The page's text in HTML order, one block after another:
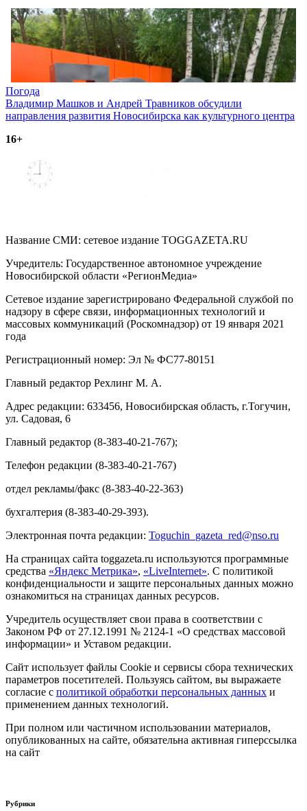
Навигация
по
Погода
Владимир Машков и Андрей Травников обсудили
направления развития Новосибирска как культурного центра
16+
Название СМИ: cетевое издание TOGGAZETA.RU
Учредитель: Государственное автономное учреждение
Новосибирской области «РегионМедиа»
Сетевое издание зарегистрировано Федеральной службой по
надзору в сфере связи, информационных технологий и
массовых коммуникаций (Роскомнадзор) от 19 января 2021
года
Регистрационный номер: Эл № ФС77-80151
Главный редактор Рехлинг М. А.
Адрес редакции: 633456, Новосибирская область, г.Тогучин,
ул. Садовая, 6
Главный редактор (8-383-40-21-767);
Телефон редакции (8-383-40-21-767)
отдел рекламы/факс (8-383-40-22-363)
бухгалтерия (8-383-40-29-393).
Электронная почта редакции: Toguchin gazeta red@nso.ru
На страницах сайта toggazeta.ru используются программные
средства «Яндекс Метрика», «LiveInternet». С политикой
конфиденциальности и защите персональных данных можно
ознакомиться на страницах данных ресурсов.
Учредитель осуществляет свои права в соответствии с
Законом РФ от 27.12.1991 № 2124-1 «О средствах массовой
информации» и Уставом редакции.
Сайт использует файлы Cookie и сервисы сбора технических
параметров посетителей. Пользуясь сайтом, вы выражаете
согласие с политикой обработки персональных данных и
применением данных технологий.
При полном или частичном использовании материалов,
опубликованных на сайте, обязательна активная гиперссылка
на сайт
Рубрики